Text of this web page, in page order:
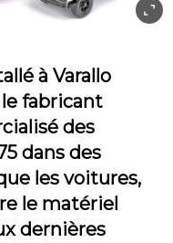
à Varallo
fabricant
des
dans des
les voitures,
le matériel
dernières